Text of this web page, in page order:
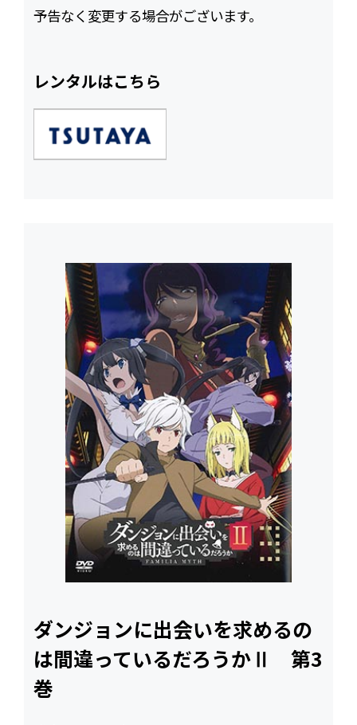
予告なく変更する場合がございます。
レンタルはこちら
ダンジョンに出会いを求めるの
は間違っているだろうかⅡ 第3
巻